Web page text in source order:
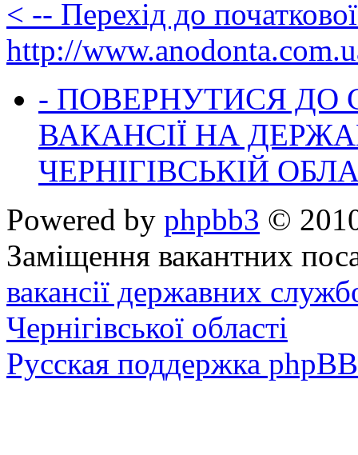
< -- Перехід до
http://
- ПОВЕРНУТИСЯ ДО
ВАКАНСІЇ НА
ЧЕРНІГІВСЬКІЙ
Powered by phpbb3 ©
Заміщення вакантних
вакансії державних
Чернігівської області
Русская поддержка phpBB